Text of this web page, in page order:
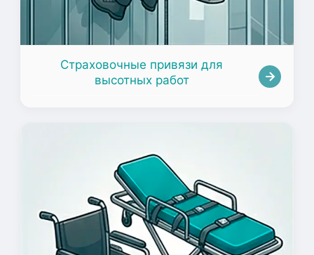
Страховочные привязи для
высотных работ